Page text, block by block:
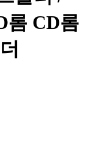
롬 CD롬